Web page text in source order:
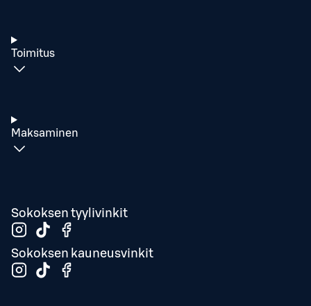
Toimitus
Maksaminen
Sokoksen tyylivinkit
Sokoksen kauneusvinkit